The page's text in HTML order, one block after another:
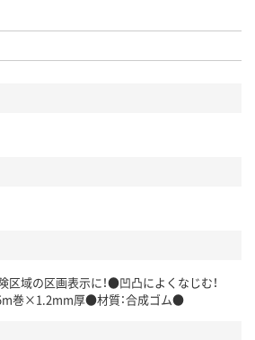
区域の区画表示に！●凹凸によくなじむ！
巻×1.2mm厚●材質：合成ゴム●